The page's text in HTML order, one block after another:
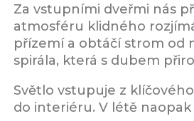
Za vstupními dveřmi nás
atmosféru klidného
přízemí a obtáčí strom od
spirála, která s dubem
Světlo vstupuje z
do interiéru. V létě